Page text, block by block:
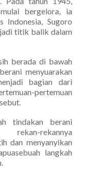
bergelora, ia
Indonesia, Sugoro
titik balik dalam
berada di bawah
menyuarakan
bagian dari
pertemuan
tindakan berani
rekannya
dan menyanyikan
langkah